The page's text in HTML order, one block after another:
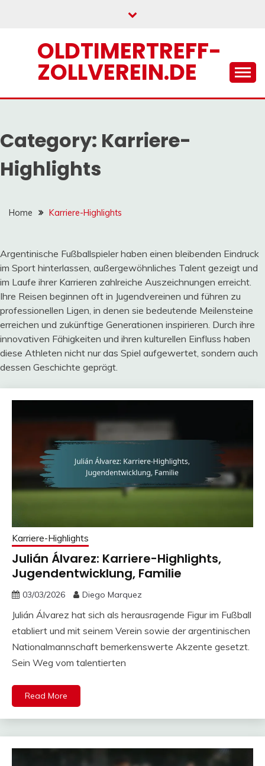
OLDTIMERTREFF-
ZOLLVEREIN.DE
Category: Karriere-
Highlights
Home Karriere-Highlights
Argentinische Fußballspieler haben einen bleibenden Eindruck
im Sport hinterlassen, außergewöhnliches Talent gezeigt und
im Laufe ihrer Karrieren zahlreiche Auszeichnungen erreicht.
Ihre Reisen beginnen oft in Jugendvereinen und führen zu
professionellen Ligen, in denen sie bedeutende Meilensteine
erreichen und zukünftige Generationen inspirieren. Durch ihre
innovativen Fähigkeiten und ihren kulturellen Einfluss haben
diese Athleten nicht nur das Spiel aufgewertet, sondern auch
dessen Geschichte geprägt.
Karriere-Highlights
Julián Álvarez: Karriere-Highlights,
Jugendentwicklung, Familie
03/03/2026 Diego Marquez
Julián Álvarez hat sich als herausragende Figur im Fußball
etabliert und mit seinem Verein sowie der argentinischen
Nationalmannschaft bemerkenswerte Akzente gesetzt.
Sein Weg vom talentierten
Read More